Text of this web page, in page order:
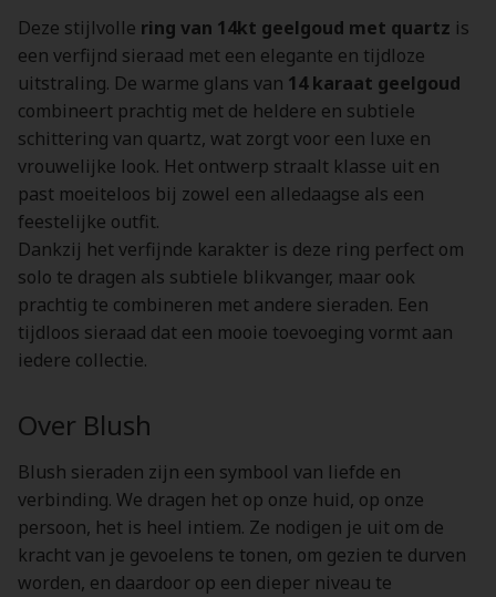
Deze stijlvolle ring van 14kt geelgoud met quartz is
een verfijnd sieraad met een elegante en tijdloze
uitstraling. De warme glans van 14 karaat geelgoud
combineert prachtig met de heldere en subtiele
schittering van quartz, wat zorgt voor een luxe en
vrouwelijke look. Het ontwerp straalt klasse uit en
past moeiteloos bij zowel een alledaagse als een
feestelijke outfit.
Dankzij het verfijnde karakter is deze ring perfect om
solo te dragen als subtiele blikvanger, maar ook
prachtig te combineren met andere sieraden. Een
tijdloos sieraad dat een mooie toevoeging vormt aan
iedere collectie.
Over Blush
Blush sieraden zijn een symbool van liefde en
verbinding. We dragen het op onze huid, op onze
persoon, het is heel intiem. Ze nodigen je uit om de
kracht van je gevoelens te tonen, om gezien te durven
worden, en daardoor op een dieper niveau te